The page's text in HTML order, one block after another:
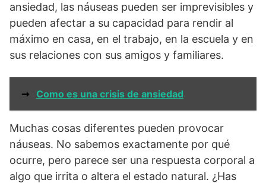
ansiedad, las náuseas pueden ser imprevisibles y
pueden afectar a su capacidad para rendir al
máximo en casa, en el trabajo, en la escuela y en
sus relaciones con sus amigos y familiares.
➞ Como es una crisis de ansiedad
Muchas cosas diferentes pueden provocar
náuseas. No sabemos exactamente por qué
ocurre, pero parece ser una respuesta corporal a
algo que irrita o altera el estado natural. ¿Has